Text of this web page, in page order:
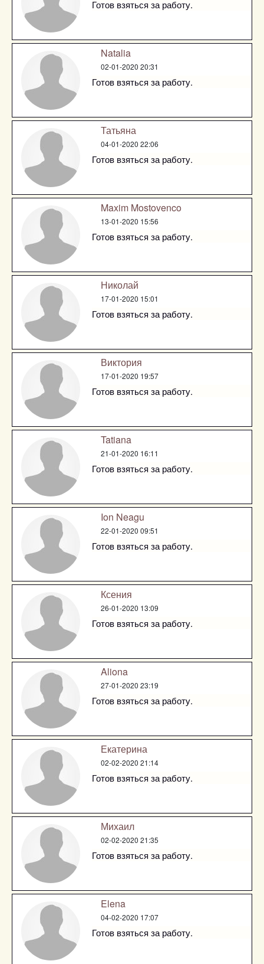
Готов взяться за работу.
Natalia
02-01-2020 20:31
Готов взяться за работу.
Татьяна
04-01-2020 22:06
Готов взяться за работу.
Maxim Mostovenco
13-01-2020 15:56
Готов взяться за работу.
Николай
17-01-2020 15:01
Готов взяться за работу.
Виктория
17-01-2020 19:57
Готов взяться за работу.
Tatiana
21-01-2020 16:11
Готов взяться за работу.
Ion Neagu
22-01-2020 09:51
Готов взяться за работу.
Ксения
26-01-2020 13:09
Готов взяться за работу.
Aliona
27-01-2020 23:19
Готов взяться за работу.
Екатерина
02-02-2020 21:14
Готов взяться за работу.
Михаил
02-02-2020 21:35
Готов взяться за работу.
Elena
04-02-2020 17:07
Готов взяться за работу.